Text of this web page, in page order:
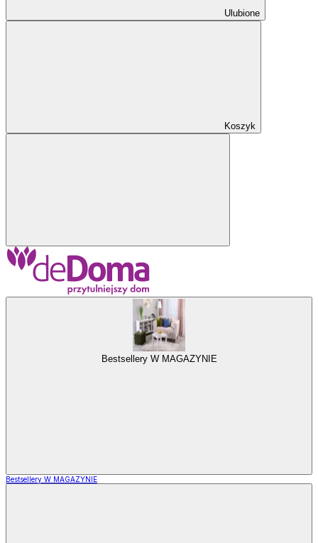
Ulubione
Koszyk
Bestsellery W MAGAZYNIE
Bestsellery W MAGAZYNIE